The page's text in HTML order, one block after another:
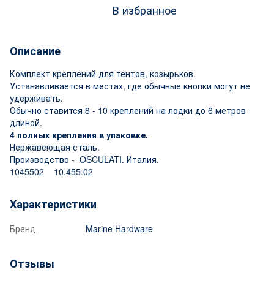
В избранное
Описание
Комплект креплений для тентов, козырьков.
Устанавливается в местах, где обычные кнопки могут не
удерживать.
Обычно ставится 8 - 10 креплений на лодки до 6 метров
длиной.
4 полных крепления в упаковке.
Нержавеющая сталь.
Производство - OSCULATI. Италия.
1045502 10.455.02
Характеристики
Бренд Marine Hardware
Отзывы